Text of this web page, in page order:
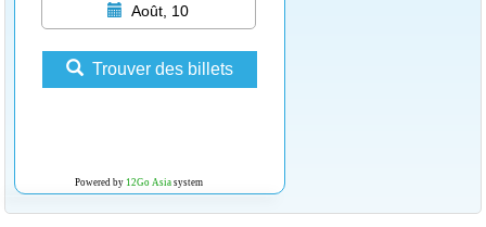
Août, 10
Trouver des billets
Powered by 12Go Asiasystem